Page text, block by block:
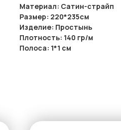
Материал: Сатин-страйп
Размер: 220*235см
Изделие: Простынь
Плотность: 140 гр/м
Полоса: 1*1 см